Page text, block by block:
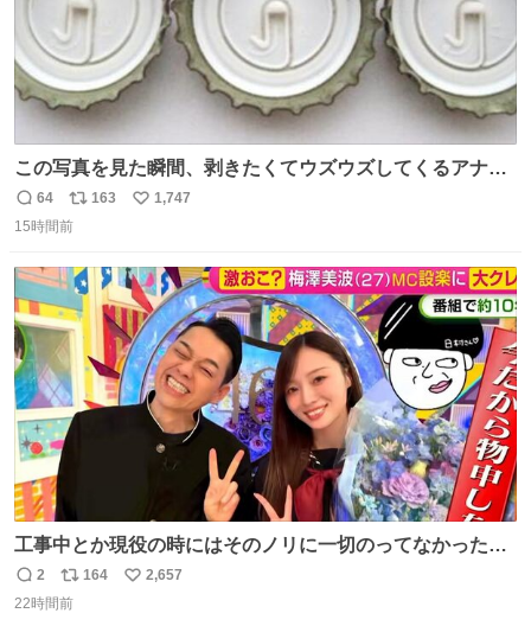
この写真を見た瞬間、剥きたくてウズウズしてくるアナ
タ、完全なる同世代（笑） #70年代 #80年代 #昭和レト
ロ
返
信
64
リ
ポ
ト
数
163
い
数
1,747
15時間前
工事中とか現役の時にはそのノリに一切のってなかった1
番の「設楽の女」が卒業して頭角を現しはじめてて大好き
返
信
2
リ
ポ
164
い
2,657
22時間前